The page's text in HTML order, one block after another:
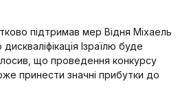
підтримав мер Відня Міхаель
Ізраїлю буде
що проведення конкурсу
принести значні прибутки до